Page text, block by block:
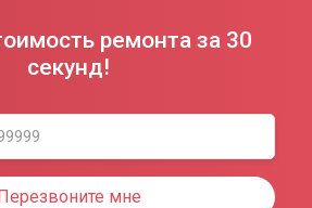
ремонта за 30
секунд!
мне